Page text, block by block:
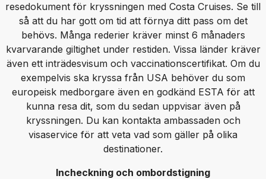
resedokument för kryssningen med Costa Cruises. Se till
så att du har gott om tid att förnya ditt pass om det
behövs. Många rederier kräver minst 6 månaders
kvarvarande giltighet under restiden. Vissa länder kräver
även ett inträdesvisum och vaccinationscertifikat. Om du
exempelvis ska kryssa från USA behöver du som
europeisk medborgare även en godkänd ESTA för att
kunna resa dit, som du sedan uppvisar även på
kryssningen. Du kan kontakta ambassaden och
visaservice för att veta vad som gäller på olika
destinationer.
Incheckning och ombordstigning